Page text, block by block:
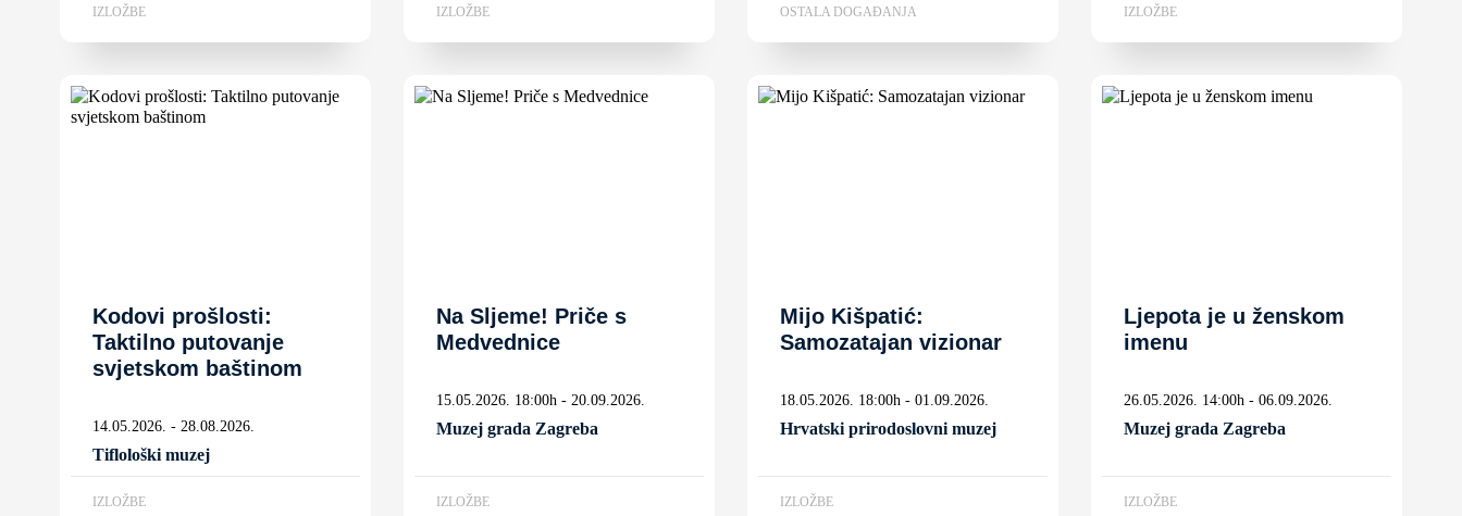
IZLOŽBE IZLOŽBE OSTALA DOGAĐANJA IZLOŽBE
Kodovi prošlosti:
Taktilno putovanje
svjetskom baštinom
14.05.2026. - 28.08.2026.
Tiflološki muzej
IZLOŽBE
Na Sljeme! Priče s
Medvednice
15.05.2026. 18:00h - 20.09.2026.
Muzej grada Zagreba
IZLOŽBE
Mijo Kišpatić:
Samozatajan vizionar
18.05.2026. 18:00h - 01.09.2026.
Hrvatski prirodoslovni muzej
IZLOŽBE
Ljepota je u ženskom
imenu
26.05.2026. 14:00h - 06.09.2026.
Muzej grada Zagreba
IZLOŽBE